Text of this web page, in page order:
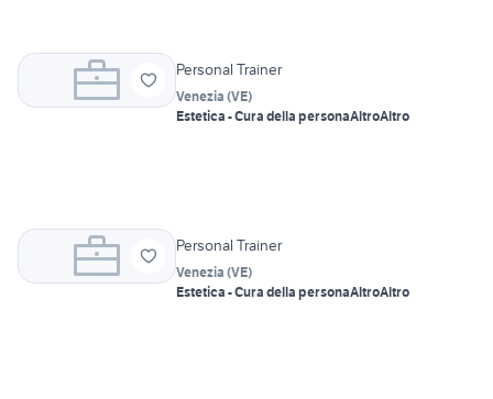
Personal Trainer
Venezia (VE)
Estetica - Cura della personaAltroAltro
Personal Trainer
Venezia (VE)
Estetica - Cura della personaAltroAltro